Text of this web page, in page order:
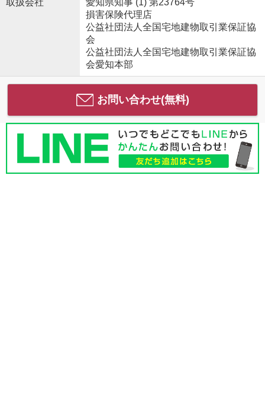
損害保険代理店
公益社団法人全国宅地建物取引業保証協
会
公益社団法人全国宅地建物取引業保証協
会愛知本部
お問い合わせ(無料)